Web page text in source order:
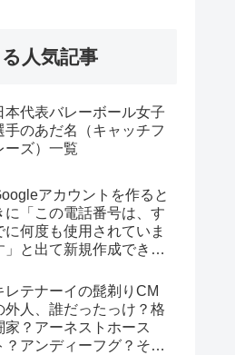
人気記事
本代表バレーボール女子
手のあだ名（キャッチフ
ーズ）一覧
アカウントを作ると
に「この電話番号は、す
に何度も使用されていま
」と出て新規作成できな
レテナーイの髭剃りCM
外人、誰だったっけ？格
家？アーネストホース
？アンディーフグ？その